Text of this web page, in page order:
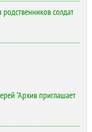
родственников солдат
"Архив приглашает